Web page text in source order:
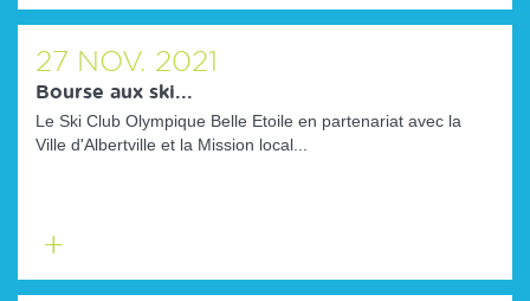
savoir
plus
27 NOV. 2021
Bourse aux ski...
Le Ski Club Olympique Belle Etoile en partenariat avec la
Ville d'Albertville et la Mission local...